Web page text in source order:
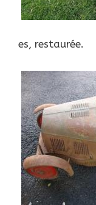
es, restaurée.